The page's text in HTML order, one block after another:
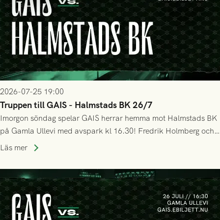
2026-07-25 19:00
Truppen till GAIS - Halmstads BK 26/7
Imorgon söndag spelar GAIS herrar hemma mot Halmstads BK
på Gamla Ullevi med avspark kl 16.30! Fredrik Holmberg och
ledarstaben har tagit ut följande trupp till matchen:
Läs mer